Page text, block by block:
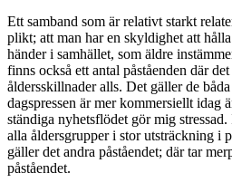
Ett samband som är relativt starkt
plikt; att man har en skyldighet att
händer i samhället, som äldre
finns också ett antal påståenden där
åldersskillnader alls. Det gäller de
dagspressen är mer kommersiellt idag
ständiga nyhetsflödet gör mig
alla åldersgrupper i stor utsträckning i
gäller det andra påståendet; där tar
påståendet.